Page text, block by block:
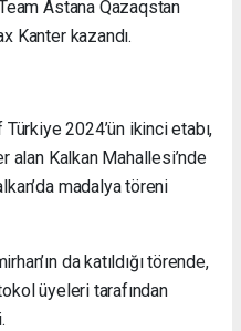
Astana Qazaqstan
Kanter kazandı.
2024’ün ikinci etabı,
alan Kalkan Mahallesi’nde
madalya töreni
da katıldığı törende,
üyeleri tarafından